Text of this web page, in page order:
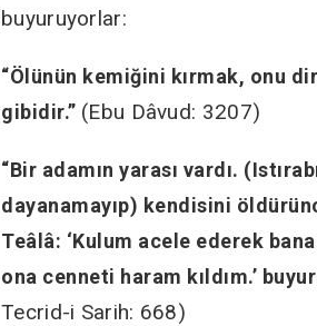
buyuruyorlar:
“Ölünün kemiğini kırmak, onu
gibidir.” (Ebu Dâvud: 3207)
“Bir adamın yarası vardı.
dayanamayıp) kendisini
Teâlâ: ‘Kulum acele ederek
ona cenneti haram kıldım.’
Tecrid-i Sarih: 668)